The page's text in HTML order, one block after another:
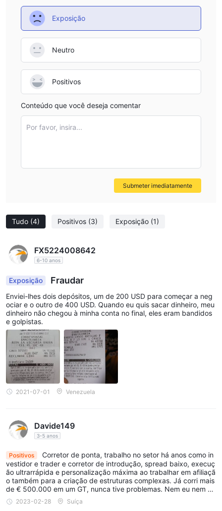
Tudo (4) Positivos (3) Exposição (1)
FX5224008642
6-10 anos
Exposição Fraudar
Enviei-lhes dois depósitos, um de 200 USD para começar a neg
ociar e o outro de 400 USD. Quando eu quis sacar dinheiro, meu
dinheiro não chegou à minha conta no final, eles eram bandidos
e golpistas.
2021-07-01 Venezuela
Davide149
3-5 anos
Positivos
Corretor de ponta, trabalho no setor há anos como in
vestidor e trader e corretor de introdução, spread baixo, execuç
ão ultrarrápida e personalização máxima ao trabalhar em afiliaçã
o também para a criação de estruturas complexas. Já corri mais
de € 500.000 em um GT, nunca tive problemas. Nem eu nem m
eus clientes. Depósitos e saques quase instantâneos. Absolutam
ente recomendado.
2023-02-28 Suíça
Exposição
Neutro
Positivos
Conteúdo que você deseja comentar
Por favor, insira...
Submeter imediatamente